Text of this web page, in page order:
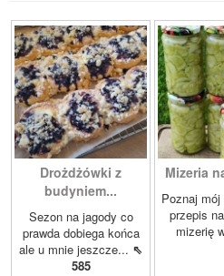
Drożdżówki z
budyniem...
Sezon na jagody co
prawda dobiega końca
ale u mnie jeszcze... ⇖
585
Mizeria
Poznaj
przepis
mizerię